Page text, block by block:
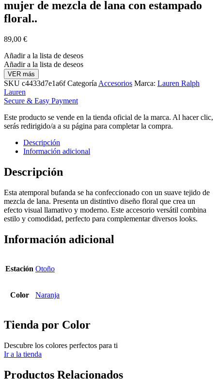
mujer de mezcla de lana con estampado
floral..
89,00 €
Añadir a la lista de deseos
Añadir a la lista de deseos
VER más
SKU c4433d7e1a6fCategoría Accesorios Marca: Lauren Ralph
Lauren
Secure & Easy Payment
Este producto se vende en la tienda oficial de la marca. Al hacer clic,
serás redirigido/a a su página para completar la compra.
Descripción
Información adicional
Descripción
Esta atemporal bufanda se ha confeccionado con un suave tejido de
mezcla de lana. Presenta un distintivo diseño floral que crea un
efecto visual llamativo y moderno. Este accesorio versátil combina
estilo y comodidad, perfecto para complementar diversos looks.
Información adicional
Estación Otoño
Color Naranja
Tienda por Color
Descubre los colores perfectos para ti
Ir a la tienda
Productos Relacionados